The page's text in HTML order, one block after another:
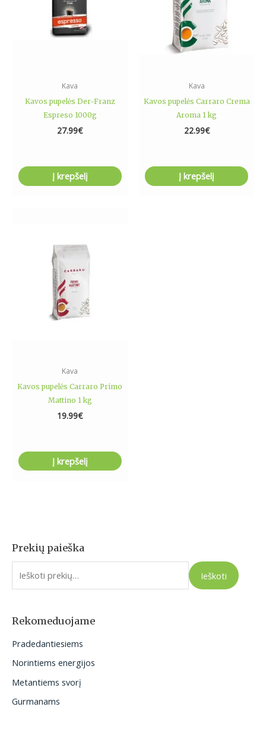
Prekių paieška
I
e
o
:
Ieškoti
Rekomeduojame
Pradedantiesiems
Norintiems energijos
Metantiems svorį
Gurmanams
Kava
Kavos pupelės Der-Franz
Espreso 1000g
27.99€
Į krepšelį
Kava
Kavos pupelės Carraro Crema
Aroma 1 kg
22.99€
Į krepšelį
Kava
Kavos pupelės Carraro Primo
Mattino 1 kg
19.99€
Į krepšelį